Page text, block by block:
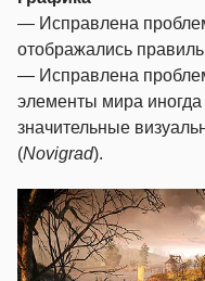
— Исправлена
отображались
— Исправлена
элементы мира
значительные
(Novigrad).